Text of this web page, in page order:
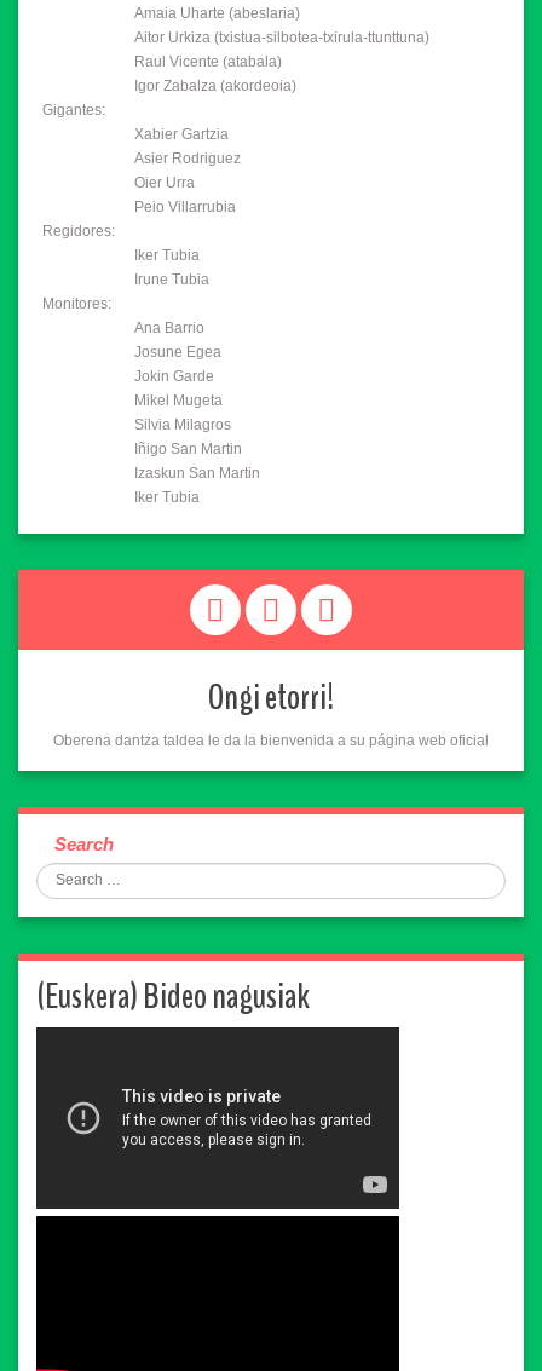
Amaia Uharte (abeslaria)
Aitor Urkiza (txistua-silbotea-txirula-ttunttuna)
Raul Vicente (atabala)
Igor Zabalza (akordeoia)
Gigantes:
Xabier Gartzia
Asier Rodriguez
Oier Urra
Peio Villarrubia
Regidores:
Iker Tubia
Irune Tubia
Monitores:
Ana Barrio
Josune Egea
Jokin Garde
Mikel Mugeta
Silvia Milagros
Iñigo San Martin
Izaskun San Martin
Iker Tubia
Ongi etorri!
Oberena dantza taldea le da la bienvenida a su página web oficial
Search
(Euskera) Bideo nagusiak